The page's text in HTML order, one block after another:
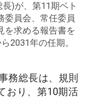
)が、第11期ベト
委員会、常任委員
を求める報告書を
2031年の任期。
務総長は、規則
おり、第10期活